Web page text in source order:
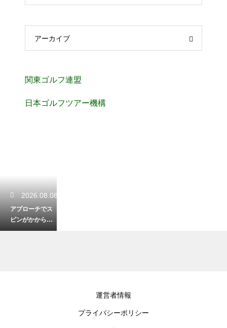
アーカイブ
関東ゴルフ連盟
日本ゴルフツアー機構
2026.08.08
アプローチでス
ピンがかからな
い理由とは？キ
運営者情報
プライバシーポリシー